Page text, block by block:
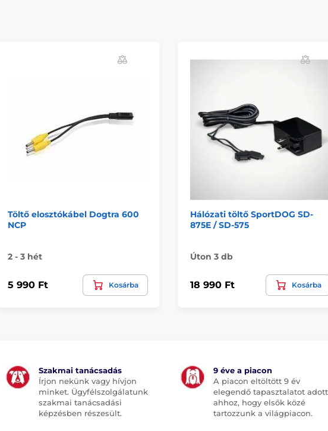
Töltő elosztókábel Dogtra 600
NCP
2 - 3 hét
5 990 Ft Kosárba
Hálózati töltő SportDOG SD-
875E / SD-575
Úton 3 db
18 990 Ft Kosárba
Szakmai tanácsadás
Írjon nekünk vagy hívjon
minket. Ügyfélszolgálatunk
szakmai tanácsadási
képzésben részesült.
9 éve a piacon
A piacon eltöltött 9 év
elegendő tapasztalatot adott
ahhoz, hogy elsők közé
tartozzunk a világpiacon.